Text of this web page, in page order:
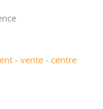
- vente - centre